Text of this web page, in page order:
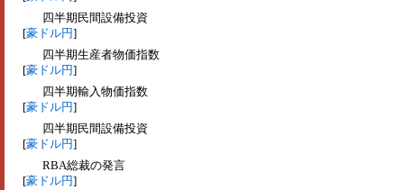
四半期民間設備投資
[豪ドル円]
四半期生産者物価指数
[豪ドル円]
四半期輸入物価指数
[豪ドル円]
四半期民間設備投資
[豪ドル円]
RBA総裁の発言
[豪ドル円]